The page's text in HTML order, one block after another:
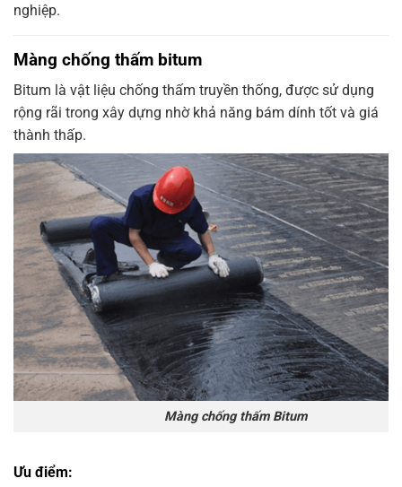
nghiệp.
Màng chống thấm bitum
Bitum là vật liệu chống thấm truyền thống, được sử dụng
rộng rãi trong xây dựng nhờ khả năng bám dính tốt và giá
thành thấp.
Màng chống thấm Bitum
Ưu điểm: